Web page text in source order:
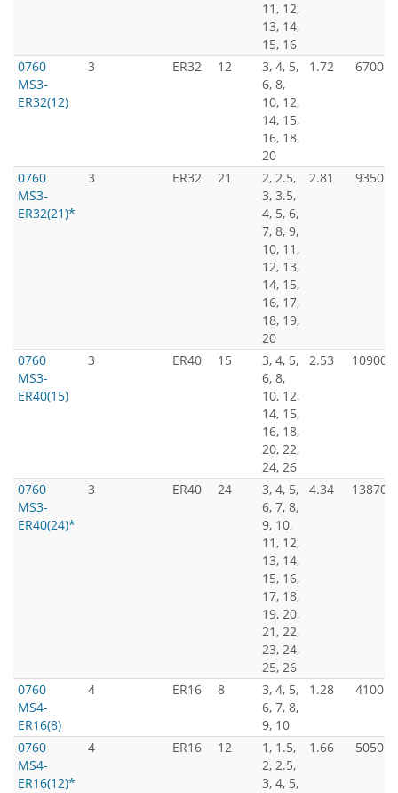
11, 12,
13, 14,
15, 16
0760
MS3-
ER32(12)
3 ER32 12
3, 4, 5,
6, 8,
10, 12,
14, 15,
16, 18,
20
1.72 6700
0760
MS3-
ER32(21)*
3 ER32 21
2, 2.5,
3, 3.5,
4, 5, 6,
7, 8, 9,
10, 11,
12, 13,
14, 15,
16, 17,
18, 19,
20
2.81 9350
0760
MS3-
ER40(15)
3 ER40 15
3, 4, 5,
6, 8,
10, 12,
14, 15,
16, 18,
20, 22,
24, 26
2.53 10900
0760
MS3-
ER40(24)*
3 ER40 24
3, 4, 5,
6, 7, 8,
9, 10,
11, 12,
13, 14,
15, 16,
17, 18,
19, 20,
21, 22,
23, 24,
25, 26
4.34 13870
0760
MS4-
ER16(8)
4 ER16 8
3, 4, 5,
6, 7, 8,
9, 10
1.28 4100
0760
MS4-
ER16(12)*
4 ER16 12
1, 1.5,
2, 2.5,
3, 4, 5,
1.66 5050